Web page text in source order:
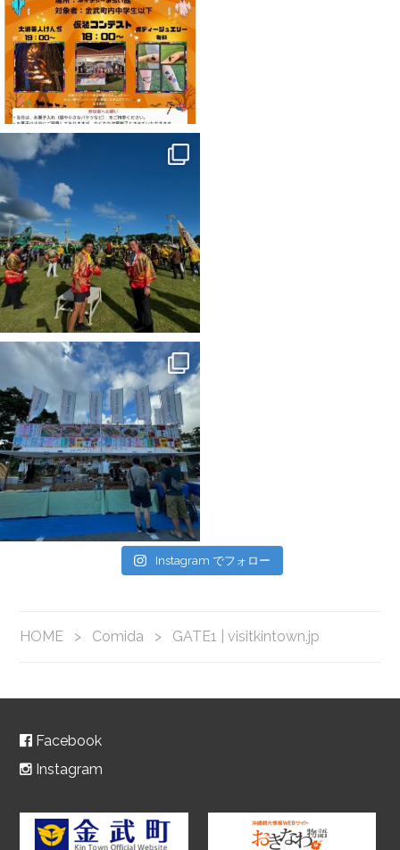
Instagram でフォロー
HOME > Comida > GATE1 | visitkintown.jp
Facebook
Instagram